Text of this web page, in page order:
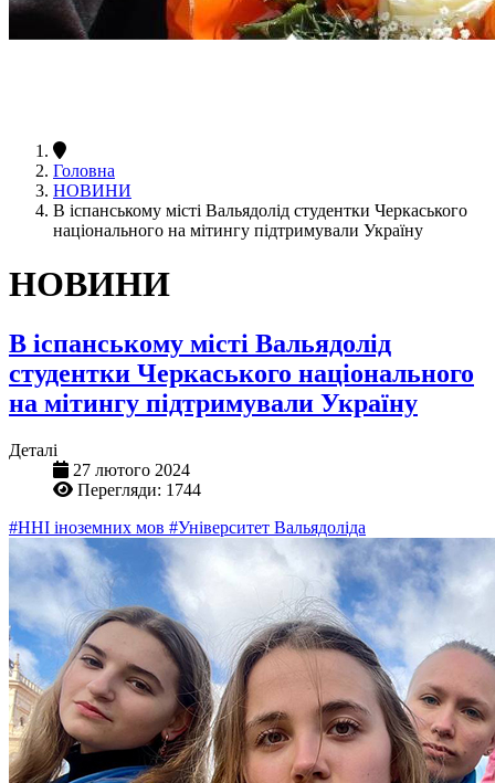
Головна
НОВИНИ
В іспанському місті Вальядолід студентки Черкаського
національного на мітингу підтримували Україну
НОВИНИ
В іспанському місті Вальядолід
студентки Черкаського національного
на мітингу підтримували Україну
Деталі
27 лютого 2024
Перегляди: 1744
#ННІ іноземних мов #Університет Вальядоліда